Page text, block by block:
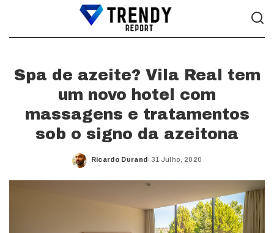
Spa de azeite? Vila Real tem
um novo hotel com
massagens e tratamentos
sob o signo da azeitona
Posted
Ricardo Durand 31 Julho, 2020